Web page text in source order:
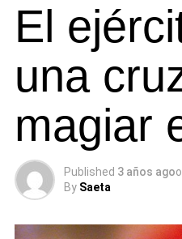
El
una
magiar
Published 3 años ago
By Saeta